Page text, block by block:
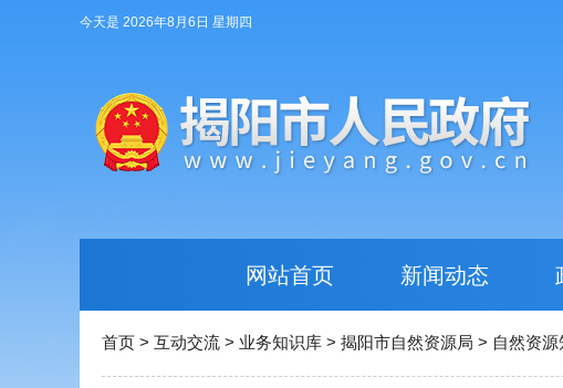
今天是 2026年8月6日 星期四
网站首页 新闻动态
首页 > 互动交流 > 业务知识库 > 揭阳市自然资源局 > 自然资源